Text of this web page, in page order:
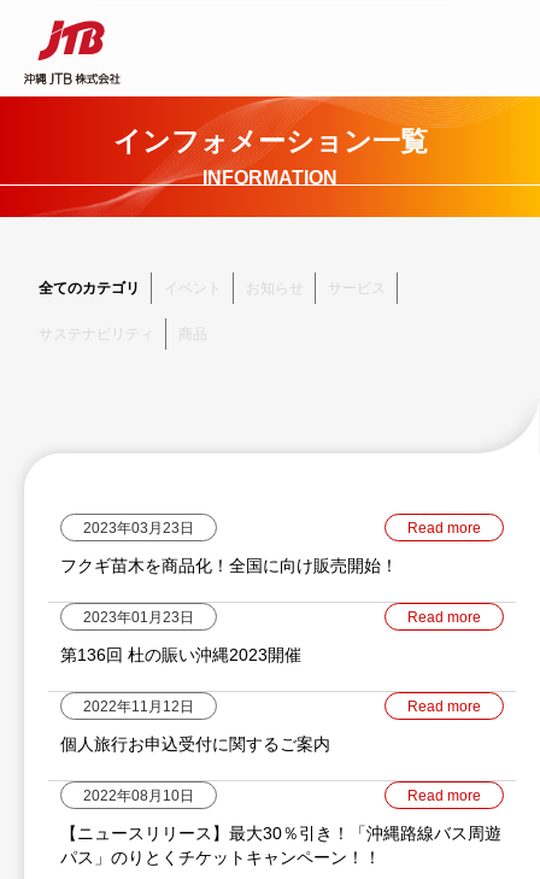
インフォメーション一覧
INFORMATION
全てのカテゴリ イベント お知らせ サービス
サステナビリティ 商品
2023年03月23日 Read more
フクギ苗木を商品化！全国に向け販売開始！
2023年01月23日 Read more
第136回 杜の賑い沖縄2023開催
2022年11月12日 Read more
個人旅行お申込受付に関するご案内
2022年08月10日 Read more
【ニュースリリース】最大30％引き！「沖縄路線バス周遊
パス」のりとくチケットキャンペーン！！